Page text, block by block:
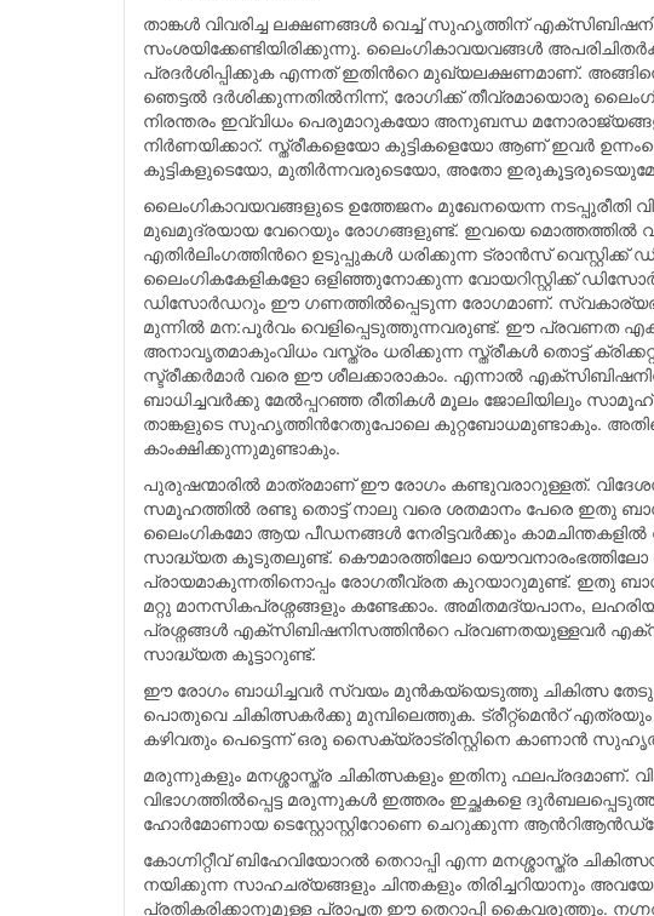
താങ്കള്‍ വിവരിച്ച ലക്ഷണങ്ങള്‍ വെച്ച് സുഹൃത്തിന്
സംശയിക്കേണ്ടിയിരിക്കുന്നു. ലൈംഗികാവയവങ്ങള്‍
പ്രദര്‍ശിപ്പിക്കുക എന്നത് ഇതിന്‍റെ മുഖ്യലക്ഷണമാണ്.
ഞെട്ടല്‍ ദര്‍ശിക്കുന്നതില്‍നിന്ന്, രോഗിക്ക് തീവ്രമായൊരു
നിരന്തരം ഇവ്വിധം പെരുമാറുകയോ അനുബന്ധ
നിര്‍ണയിക്കാറ്. സ്ത്രീകളെയോ കുട്ടികളെയോ ആണ് ഇവര്‍
കുട്ടികളുടെയോ, മുതിര്‍ന്നവരുടെയോ, അതോ ഇരുകൂട്ടരുടെയുമോ
ലൈംഗികാവയവങ്ങളുടെ ഉത്തേജനം മുഖേനയെന്ന നടപ്പുരീതി
മുഖമുദ്രയായ വേറെയും രോഗങ്ങളുണ്ട്. ഇവയെ മൊത്തത്തില്‍
എതിര്‍ലിംഗത്തിന്‍റെ ഉടുപ്പുകള്‍ ധരിക്കുന്ന ട്രാന്‍സ്
ലൈംഗികകേളികളോ ഒളിഞ്ഞുനോക്കുന്ന വോയറിസ്റ്റിക്ക്
ഡിസോര്‍ഡറും ഈ ഗണത്തില്‍പ്പെടുന്ന രോഗമാണ്.
മുന്നില്‍ മന:പൂര്‍വം വെളിപ്പെടുത്തുന്നവരുണ്ട്. ഈ പ്രവണത
അനാവൃതമാകുംവിധം വസ്ത്രം ധരിക്കുന്ന സ്ത്രീകള്‍ തൊട്ട്
സ്ട്രീക്കര്‍മാര്‍ വരെ ഈ ശീലക്കാരാകാം. എന്നാല്‍
ബാധിച്ചവര്‍ക്കു മേല്‍പ്പറഞ്ഞ രീതികള്‍ മൂലം ജോലിയിലും
താങ്കളുടെ സുഹൃത്തിന്‍റേതുപോലെ കുറ്റബോധമുണ്ടാകും.
കാംക്ഷിക്കുന്നുമുണ്ടാകും.
പുരുഷന്മാരില്‍ മാത്രമാണ് ഈ രോഗം കണ്ടുവരാറുള്ളത്.
സമൂഹത്തില്‍ രണ്ടു തൊട്ട് നാലു വരെ ശതമാനം പേരെ ഇതു
ലൈംഗികമോ ആയ പീഡനങ്ങള്‍ നേരിട്ടവര്‍ക്കും
സാദ്ധ്യത കൂടുതലുണ്ട്. കൌമാരത്തിലോ
പ്രായമാകുന്നതിനൊപ്പം രോഗതീവ്രത കുറയാറുമുണ്ട്. ഇതു
മറ്റു മാനസികപ്രശ്നങ്ങളും കണ്ടേക്കാം. അമിതമദ്യപാനം,
പ്രശ്നങ്ങള്‍ എക്സിബിഷനിസത്തിന്‍റെ പ്രവണതയുള്ളവര്‍
സാദ്ധ്യത കൂട്ടാറുണ്ട്.
ഈ രോഗം ബാധിച്ചവര്‍ സ്വയം മുന്‍കയ്യെടുത്തു ചികിത്സ
പൊതുവെ ചികിത്സകര്‍ക്കു മുമ്പിലെത്തുക. ട്രീറ്റ്മെന്‍റ്
കഴിവതും പെട്ടെന്ന് ഒരു സൈക്യ്രാട്രിസ്റ്റിനെ കാണാന്‍
മരുന്നുകളും മനശ്ശാസ്ത്ര ചികിത്സകളും ഇതിനു
വിഭാഗത്തില്‍പ്പെട്ട മരുന്നുകള്‍ ഇത്തരം ഇച്ഛകളെ
ഹോര്‍മോണായ ടെസ്റ്റോസ്റ്റിറോണെ ചെറുക്കുന്ന
കോഗ്നിറ്റീവ് ബിഹേവിയോറല്‍ തെറാപ്പി എന്ന മനശ്ശാസ്ത്ര
നയിക്കുന്ന സാഹചര്യങ്ങളും ചിന്തകളും തിരിച്ചറിയാനും
പ്രതികരിക്കാനുമുള്ള പ്രാപ്തത ഈ തെറാപ്പി കൈവരുത്തും.